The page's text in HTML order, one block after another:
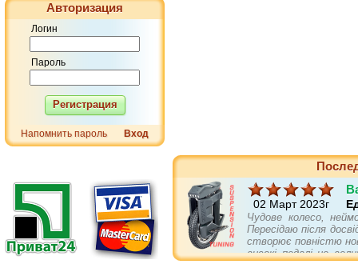
Авторизация
Логин
Пароль
Регистрация
Напомнить пароль Вход
02 Март 2023г
Чудове колесо,
Пересідаю після
створює повністю
високі педалі це